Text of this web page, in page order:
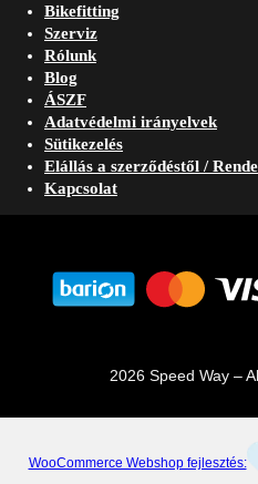
Bikefitting
Szerviz
Rólunk
Blog
ÁSZF
Adatvédelmi irányelvek
Sütikezelés
Elállás a szerződéstől /
Kapcsolat
2026 Speed Way –
WooCommerce Webshop fejlesztés: